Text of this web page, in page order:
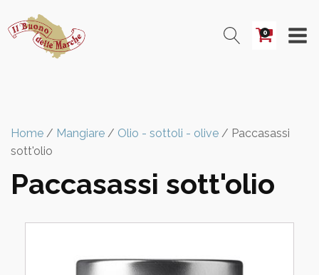
0
Home / Mangiare / Olio - sottoli - olive / Paccasassi
sott'olio
Paccasassi sott'olio